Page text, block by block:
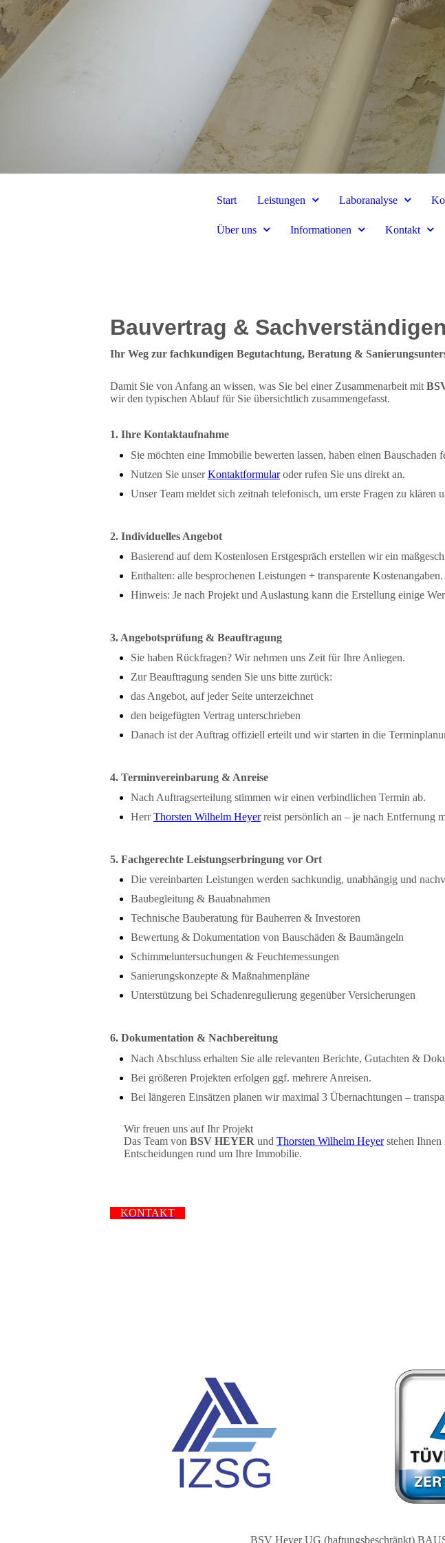
Start Leistungen Laboranalyse
Über uns Informationen Kontakt
Bauvertrag &
Ihr Weg zur fachkundigen Begutachtung, Beratung &
Damit Sie von Anfang an wissen, was Sie bei einer Zusammenarbeit mit
wir den typischen Ablauf für Sie übersichtlich zusammengefasst.
1. Ihre Kontaktaufnahme
Sie möchten eine Immobilie bewerten lassen, haben einen
Nutzen Sie unserKontaktformularoder rufen Sie uns direkt an.
Unser Team meldet sich zeitnah telefonisch, um erste Fragen zu
2. Individuelles Angebot
Basierend auf dem Kostenlosen Erstgespräch erstellen wir ein
Enthalten: alle besprochenen Leistungen + transparente Kostenangaben.
Hinweis: Je nach Projekt und Auslastung kann die Erstellung einige
3. Angebotsprüfung & Beauftragung
Sie haben Rückfragen? Wir nehmen uns Zeit für Ihre Anliegen.
Zur Beauftragung senden Sie uns bitte zurück:
das Angebot, auf jeder Seite unterzeichnet
den beigefügten Vertrag unterschrieben
Danach ist der Auftrag offiziell erteilt und wir starten in die
4. Terminvereinbarung & Anreise
Nach Auftragserteilung stimmen wir einen verbindlichen Termin ab.
HerrThorsten Wilhelm Heyerreist persönlich an – je nach Entfernung
5. Fachgerechte Leistungserbringung vor Ort
Die vereinbarten Leistungen werden sachkundig, unabhängig und
Baubegleitung & Bauabnahmen
Technische Bauberatung für Bauherren & Investoren
Bewertung & Dokumentation von Bauschäden & Baumängeln
Schimmeluntersuchungen & Feuchtemessungen
Sanierungskonzepte & Maßnahmenpläne
Unterstützung bei Schadenregulierung gegenüber Versicherungen
6. Dokumentation & Nachbereitung
Nach Abschluss erhalten Sie alle relevanten Berichte, Gutachten &
Bei größeren Projekten erfolgen ggf. mehrere Anreisen.
Bei längeren Einsätzen planen wir maximal 3 Übernachtungen –
Wir freuen uns auf Ihr Projekt
Das Team von BSV HEYER und Thorsten Wilhelm Heyerstehen Ihnen
Entscheidungen rund um Ihre Immobilie.
KONTAKT
BSV Heyer UG (haftungsbeschränkt)